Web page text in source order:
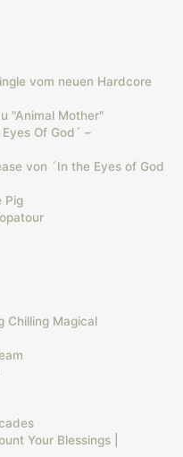
vom neuen Hardcore
"Animal Mother"
Of God´ –
von ´In the Eyes of God
Pig
Chilling Magical
Your Blessings |